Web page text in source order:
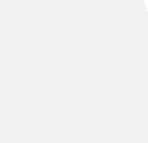
Es
Sprinter-
als eben auch
unterstützen.